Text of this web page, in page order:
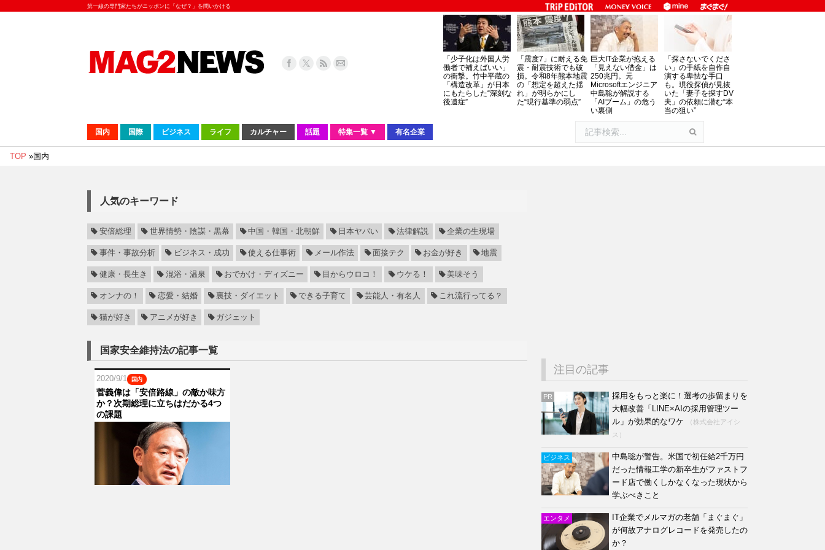
第一線の専門家たちがニッポンに「なぜ？」を問いかける
「少子化は外国人労
働者で補えばいい」
の衝撃。竹中平蔵の
「構造改革」が日本
にもたらした“深刻な
後遺症”
「震度7」に耐える免
震・耐震技術でも破
損。令和8年熊本地震
の「想定を超えた揺
れ」が明らかにし
た“現行基準の弱点”
巨大IT企業が抱える
「見えない借金」は
250兆円。元
Microsoftエンジニア
中島聡が解説する
「AIブーム」の危う
い裏側
「探さないでくださ
い」の手紙を自作自
演する卑怯な手口
も。現役探偵が見抜
いた「妻子を探すDV
夫」の依頼に潜む“本
当の狙い”
国内 国際 ビジネス ライフ カルチャー 話題 特集一覧 ▼ 有名企業
TOP »国内
人気のキーワード
安倍総理 世界情勢・陰謀・黒幕 中国・韓国・北朝鮮 日本ヤバい 法律解説 企業の生現場
事件・事故分析 ビジネス・成功 使える仕事術 メール作法 面接テク お金が好き 地震
健康・長生き 混浴・温泉 おでかけ・ディズニー 目からウロコ！ ウケる！ 美味そう
オンナの！ 恋愛・結婚 裏技・ダイエット できる子育て 芸能人・有名人 これ流行ってる？
猫が好き アニメが好き ガジェット
国家安全維持法の記事一覧
2020/9/1 国内
菅義偉は「安倍路線」の敵か味方
か？次期総理に立ちはだかる4つ
の課題
注目の記事
PR
採用をもっと楽に！選考の歩留まりを
大幅改善「LINE×AIの採用管理ツー
ル」が効果的なワケ
（株式会社アイシ
ス）
ビジネス
中島聡が警告。米国で初任給2千万円
だった情報工学の新卒生がファストフ
ード店で働くしかなくなった現状から
学ぶべきこと
エンタメ
IT企業でメルマガの老舗「まぐまぐ」
が何故アナログレコードを発売したの
か？